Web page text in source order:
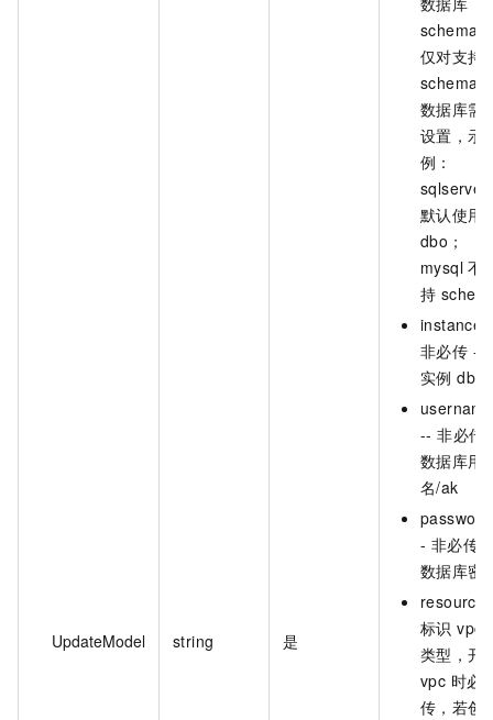
UpdateModel string 是
schema，
仅对支持
schema
数据库需
设置，示
例：
sqlserver
默认使用
dbo；
mysql 不
持
instance
非必传 --
实例 db
-- 非必传
数据库用
名/ak
- 非必传
数据库密
resource
标识 vpc
类型，开
vpc 时必
传，若创